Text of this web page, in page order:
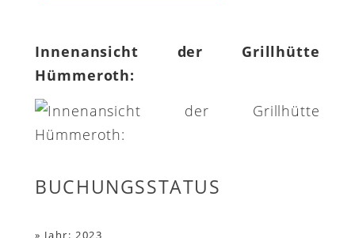
Innenansicht der Grillhütte
Hümmeroth:
BUCHUNGSSTATUS
» Jahr: 2023